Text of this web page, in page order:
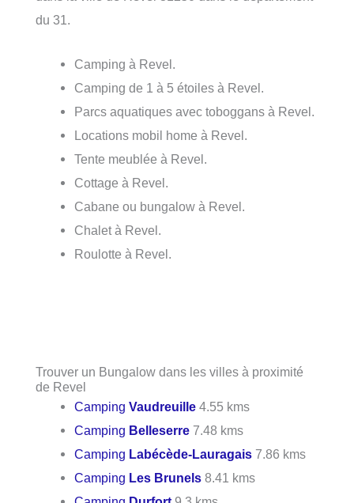
du 31.
Camping à Revel.
Camping de 1 à 5 étoiles à Revel.
Parcs aquatiques avec toboggans à Revel.
Locations mobil home à Revel.
Tente meublée à Revel.
Cottage à Revel.
Cabane ou bungalow à Revel.
Chalet à Revel.
Roulotte à Revel.
Trouver un Bungalow dans les villes à proximité
de Revel
CampingVaudreuille 4.55 kms
Camping Belleserre 7.48 kms
Camping Labécède-Lauragais 7.86 kms
Camping Les Brunels 8.41 kms